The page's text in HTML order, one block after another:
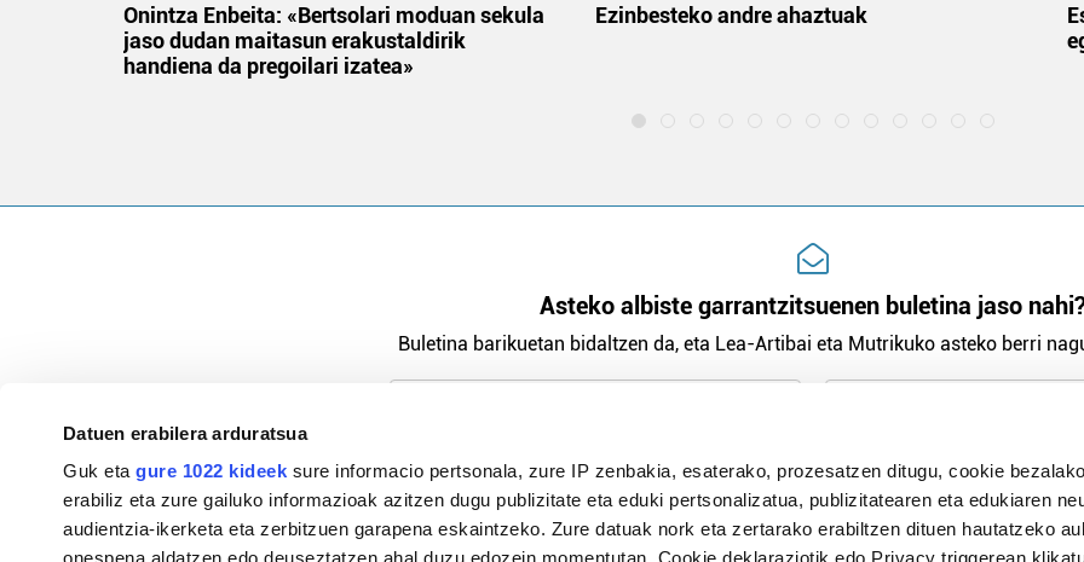
Datuen erabilera arduratsua
Guk etagure 1022 kideek sure informacio pertsonala, zure IP zenbakia, esaterako, prozesatzen ditugu, cookie
erabiliz eta zure gailuko informazioak azitzen dugu publizitate eta eduki pertsonalizatua, publizitatearen eta edukiaren
audientzia-ikerketa eta zerbitzuen garapena eskaintzeko. Zure datuak nork eta zertarako erabiltzen dituen hautatzeko
Onintza Enbeita: «Bertsolari moduan sekula
jaso dudan maitasun erakustaldirik
handiena da pregoilari izatea»
Ezinbesteko andre ahaztuak
Asteko albiste garrantzitsuenen buletina jaso
Buletina barikuetan bidaltzen da, eta Lea-Artibai eta Mutrikuko asteko berri